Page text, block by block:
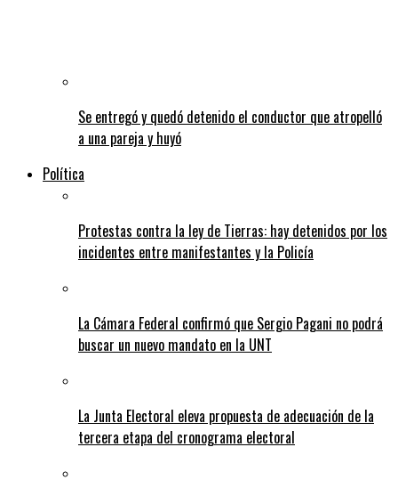
Se entregó y quedó detenido el conductor que atropelló
a una pareja y huyó
Política
Protestas contra la ley de Tierras: hay detenidos por los
incidentes entre manifestantes y la Policía
La Cámara Federal confirmó que Sergio Pagani no podrá
buscar un nuevo mandato en la UNT
La Junta Electoral eleva propuesta de adecuación de la
tercera etapa del cronograma electoral